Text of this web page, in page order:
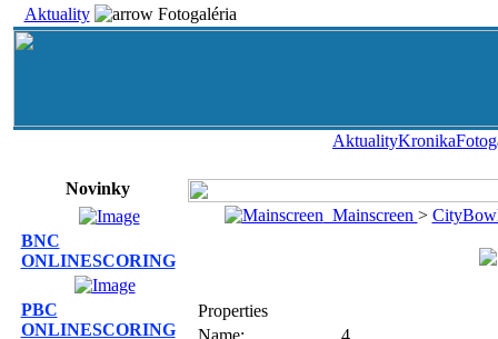
Aktuality Fotogaléria
AktualityKronika
Novinky
BNC
ONLINESCORING
PBC
ONLINESCORING
Mainscreen >
Properties
Name:
4